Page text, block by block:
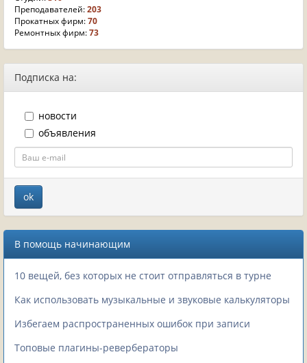
Преподавателей:203
Прокатных фирм:70
Ремонтных фирм:73
Подписка на:
новости
объявления
В помощь начинающим
10 вещей, без которых не стоит отправляться в турне
Как использовать музыкальные и звуковые калькуляторы
Избегаем распространенных ошибок при записи
Топовые плагины-ревербераторы